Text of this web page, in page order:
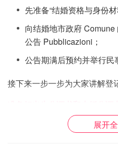
先准备“结婚资格与身份
向结婚地市政府
公告 Pubblicazioni；
公告期满后预约并举行
接下来一步一步为大家讲解登
如果是咱们华人要在意大利登
展开